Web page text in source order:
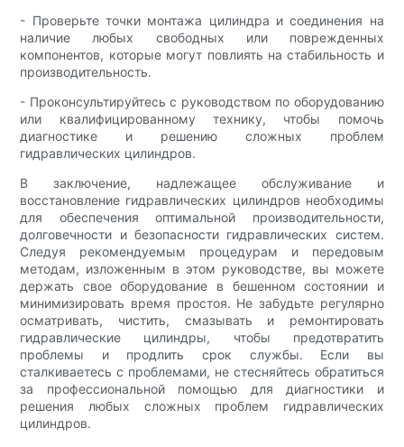
- Проверьте точки монтажа цилиндра и соединения на
наличие любых свободных или поврежденных
компонентов, которые могут повлиять на стабильность и
производительность.
- Проконсультируйтесь с руководством по оборудованию
или квалифицированному технику, чтобы помочь
диагностике и решению сложных проблем
гидравлических цилиндров.
В заключение, надлежащее обслуживание и
восстановление гидравлических цилиндров необходимы
для обеспечения оптимальной производительности,
долговечности и безопасности гидравлических систем.
Следуя рекомендуемым процедурам и передовым
методам, изложенным в этом руководстве, вы можете
держать свое оборудование в бешенном состоянии и
минимизировать время простоя. Не забудьте регулярно
осматривать, чистить, смазывать и ремонтировать
гидравлические цилиндры, чтобы предотвратить
проблемы и продлить срок службы. Если вы
сталкиваетесь с проблемами, не стесняйтесь обратиться
за профессиональной помощью для диагностики и
решения любых сложных проблем гидравлических
цилиндров.